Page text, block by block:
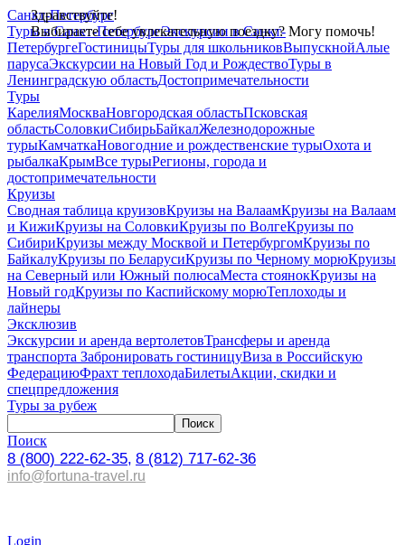
Здравствуйте!
Выбираете себе увлекательную поездку? Могу помочь!
Санкт-Петербург
Туры в Санкт-ПетербургЭкскурсии в Санкт-
ПетербургеГостиницыТуры для школьниковВыпускнойАлые
парусаЭкскурсии на Новый Год и РождествоТуры в
Ленинградскую областьДостопримечательности
Туры
КарелияМоскваНовгородская областьПсковская
областьСоловкиСибирьБайкалЖелезнодорожные
турыКамчаткаНовогодние и рождественские турыОхота и
рыбалкаКрымВсе турыРегионы, города и
достопримечательности
Круизы
Сводная таблица круизовКруизы на ВалаамКруизы на Валаам
и КижиКруизы на СоловкиКруизы по ВолгеКруизы по
СибириКруизы между Москвой и ПетербургомКруизы по
БайкалуКруизы по БеларусиКруизы по Черному морюКруизы
на Северный или Южный полюсаМеста стоянокКруизы на
Новый годКруизы по Каспийскому морюТеплоходы и
лайнеры
Эксклюзив
Экскурсии и аренда вертолетовТрансферы и аренда
транспорта Забронировать гостиницуВиза в Российскую
ФедерациюФрахт теплоходаБилетыАкции, скидки и
спецпредложения
Туры за рубеж
Поиск
8 (800) 222-62-35, 8 (812) 717-62-36
info@fortuna-travel.ru
Login